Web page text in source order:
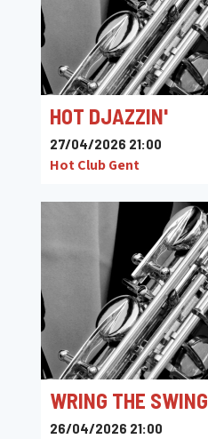
HOT DJAZZIN'
27/04/2026 21:00
Hot Club Gent
WRING THE SWING
26/04/2026 21:00